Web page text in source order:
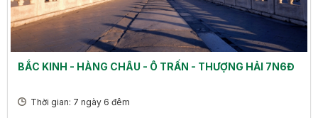
BẮC KINH - HÀNG CHÂU - Ô TRẤN - THƯỢNG HẢI 7N6Đ
Thời gian: 7 ngày 6 đêm